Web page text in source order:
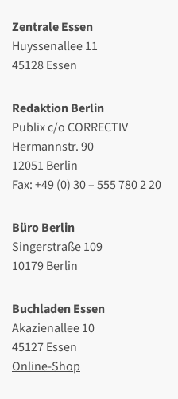
Zentrale Essen
Huyssenallee 11
45128 Essen
Redaktion Berlin
Publix c/o CORRECTIV
Hermannstr. 90
12051 Berlin
Fax: +49 (0) 30 – 555 780 2 20
Büro Berlin
Singerstraße 109
10179 Berlin
Buchladen Essen
Akazienallee 10
45127 Essen
Online-Shop